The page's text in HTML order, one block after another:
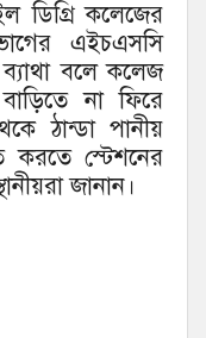
ডিগ্রি কলেজের
এইচএসসি
ব্যাথা বলে কলেজ
না ফিরে
ঠান্ডা পানীয়
স্টেশনের
জানান।